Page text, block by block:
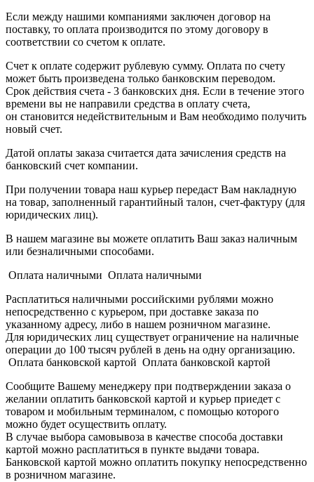
Если между нашими компаниями заключен договор на
поставку, то оплата производится по этому договору в
соответствии со счетом к оплате.
Счет к оплате содержит рублевую сумму. Оплата по счету
может быть произведена только банковским переводом.
Срок действия счета - 3 банковских дня. Если в течение этого
времени вы не направили средства в оплату счета,
он становится недействительным и Вам необходимо получить
новый счет.
Датой оплаты заказа считается дата зачисления средств на
банковский счет компании.
При получении товара наш курьер передаст Вам накладную
на товар, заполненный гарантийный талон, счет-фактуру (для
юридических лиц).
В нашем магазине вы можете оплатить Ваш заказ наличным
или безналичными способами.
Оплата наличными Оплата наличными
Расплатиться наличными российскими рублями можно
непосредственно с курьером, при доставке заказа по
указанному адресу, либо в нашем розничном магазине.
Для юридических лиц существует ограничение на наличные
операции до 100 тысяч рублей в день на одну организацию.
Оплата банковской картой Оплата банковской картой
Сообщите Вашему менеджеру при подтверждении заказа о
желании оплатить банковской картой и курьер приедет с
товаром и мобильным терминалом, с помощью которого
можно будет осуществить оплату.
В случае выбора самовывоза в качестве способа доставки
картой можно расплатиться в пункте выдачи товара.
Банковской картой можно оплатить покупку непосредственно
в розничном магазине.